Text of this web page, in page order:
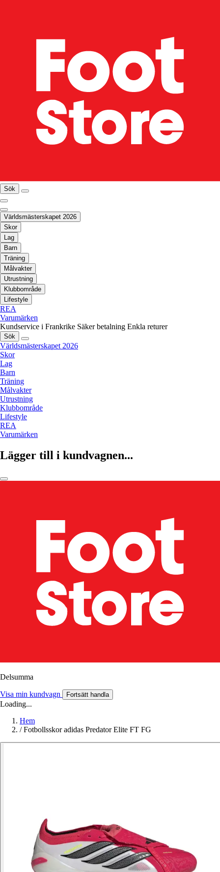
Sök
Världsmästerskapet 2026
Skor
Lag
Barn
Träning
Målvakter
Utrustning
Klubbområde
Lifestyle
REA
Varumärken
Kundservice i Frankrike Säker betalning Enkla returer
Sök
Världsmästerskapet 2026
Skor
Lag
Barn
Träning
Målvakter
Utrustning
Klubbområde
Lifestyle
REA
Varumärken
Lägger till i kundvagnen...
Delsumma
Visa min kundvagn Fortsätt handla
Loading...
Hem
/ Fotbollsskor adidas Predator Elite FT FG